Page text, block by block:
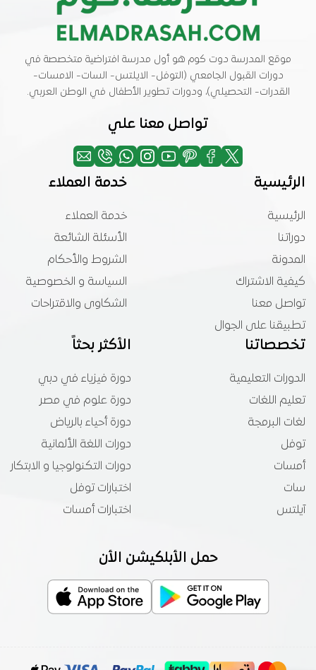
موقع المدرسة دوت كوم هو أول مدرسة افتراضية متخصصة في
دورات القبول الجامعي (التوفل- الايلتس- السات- الامسات-
القدرات- التحصيلي)، ودورات تطوير الأطفال في الوطن العربي.
تواصل معنا علي
الرئيسية
الرئيسية
دوراتنا
المدونة
كيفية الاشتراك
تواصل معنا
تطبيقنا على الجوال
خدمة العملاء
خدمة العملاء
الأسئلة الشائعة
الشروط والأحكام
السياسة و الخصوصية
الشكاوى والاقتراحات
تخصصاتنا
الدورات التعليمية
تعليم اللغات
لغات البرمجة
توفل
أمسات
سات
آيلتس
الأكثر بحثاً
دورة فيزياء في دبي
دورة علوم في مصر
دورة أحياء بالرياض
دورات اللغة الألمانية
دورات التكنولوجيا و الابتكار
اختبارات توفل
اختبارات أمسات
حمل الأبلكيشن الأن